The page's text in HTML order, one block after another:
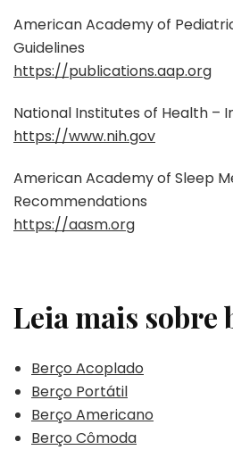
American Academy of
Guidelines
https://publications.aap.org
National Institutes of Health –
https://www.nih.gov
American Academy of Sleep
Recommendations
https://aasm.org
Leia mais sobre
Berço Acoplado
Berço Portátil
Berço Americano
Berço Cômoda